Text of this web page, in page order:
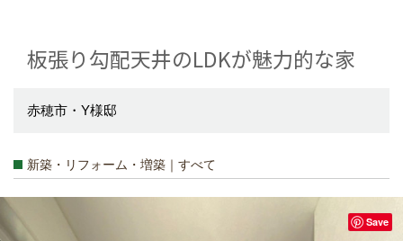
板張り勾配天井のLDKが魅力的な家
赤穂市・Y様邸
新築・リフォーム・増築｜すべて
Save